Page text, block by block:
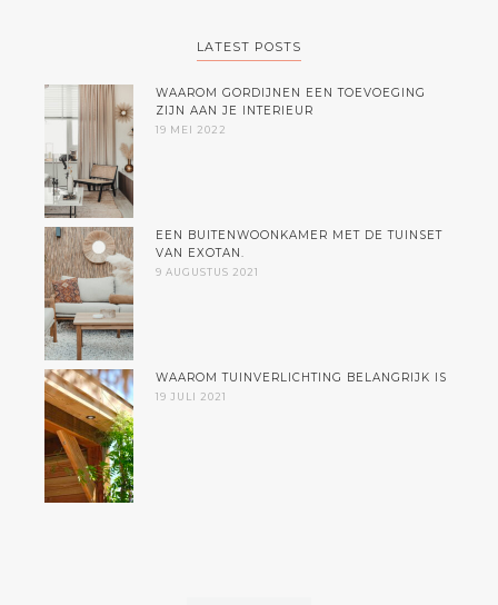
LATEST POSTS
WAAROM GORDIJNEN EEN TOEVOEGING
ZIJN AAN JE INTERIEUR
19 MEI 2022
EEN BUITENWOONKAMER MET DE TUINSET
VAN EXOTAN.
9 AUGUSTUS 2021
WAAROM TUINVERLICHTING BELANGRIJK IS
19 JULI 2021